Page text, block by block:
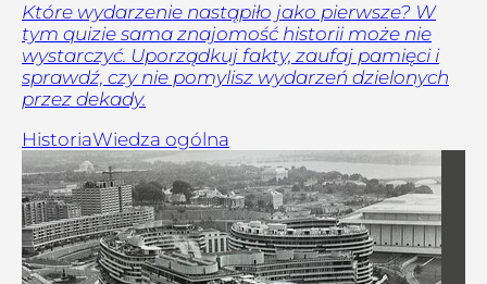
Które wydarzenie nastąpiło jako pierwsze? W
tym quizie sama znajomość historii może nie
wystarczyć. Uporządkuj fakty, zaufaj pamięci i
sprawdź, czy nie pomylisz wydarzeń dzielonych
przez dekady.
HistoriaWiedza ogólna